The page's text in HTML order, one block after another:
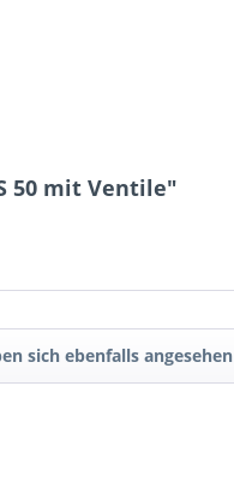
50 mit Ventile"
sich ebenfalls angesehen